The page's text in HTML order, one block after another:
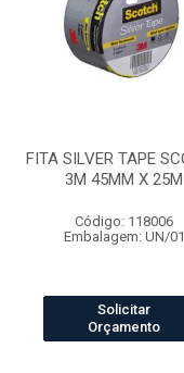
FITA SILVER TAPE
3M 45MM X 25M
Código: 118006
Embalagem: UN/01
Solicitar
Orçamento